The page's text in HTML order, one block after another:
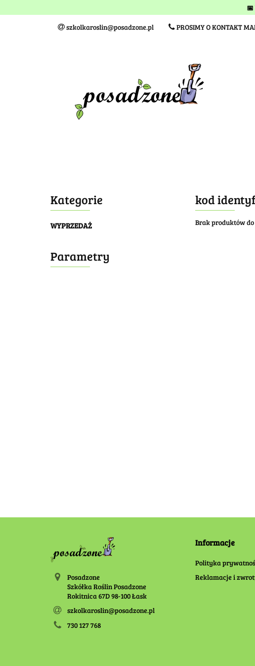
szkolkaroslin@posadzone.pl PROSIMY O KONTAKT
Wielkość sadzonki
Kategorie
WYPRZEDAŻ
Parametry
kod
Brak produktów
Posadzone
Szkółka Roślin Posadzone
Rokitnica 67D 98-100 Łask
szkolkaroslin@posadzone.pl
730 127 768
Informacje
Polityka
Reklamacje i